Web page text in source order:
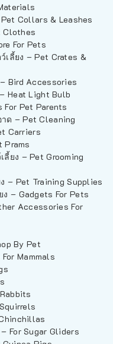
Collars & Leashes
Clothes
For Pets
ลี้ยง – Pet Crates &
Bird Accessories
Heat Light Bulb
For Pet Parents
ด – Pet Cleaning
Carriers
Prams
ยง – Pet Grooming
– Pet Training Supplies
– Gadgets For Pets
Accessories For
By Pet
Mammals
For Sugar Gliders